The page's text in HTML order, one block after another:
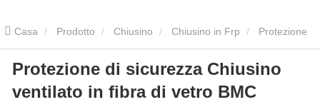
Casa Prodotto Chiusino Chiusino in Frp
di sicurezza Chiusino ventilato in fibra di vetro BMC
Protezione di sicurezza Chiusino
ventilato in fibra di vetro BMC